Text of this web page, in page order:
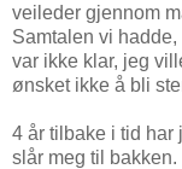
veileder gjennom
Samtalen vi
var ikke klar, jeg
ønsket ikke å bli
4 år tilbake i tid har
slår meg til